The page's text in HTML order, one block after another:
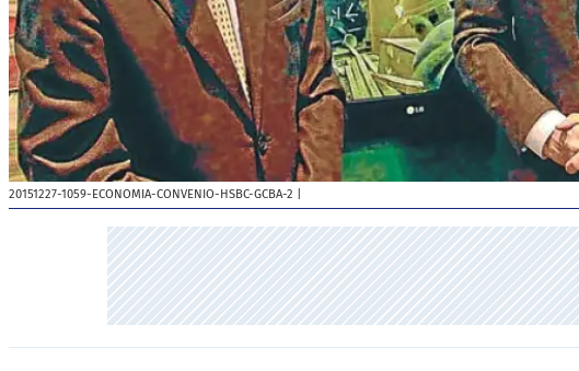
20151227-1059-ECONOMIA-CONVENIO-HSBC-GCBA-2